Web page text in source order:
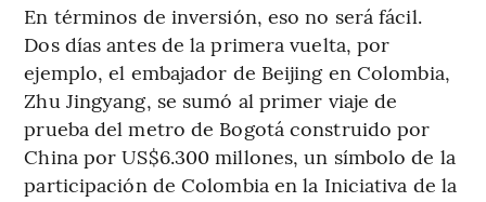
En términos de inversión, eso no será fácil.
Dos días antes de la primera vuelta, por
ejemplo, el embajador de Beijing en Colombia,
Zhu Jingyang, se sumó al primer viaje de
prueba del metro de Bogotá construido por
China por US$6.300 millones, un símbolo de la
participación de Colombia en la Iniciativa de la